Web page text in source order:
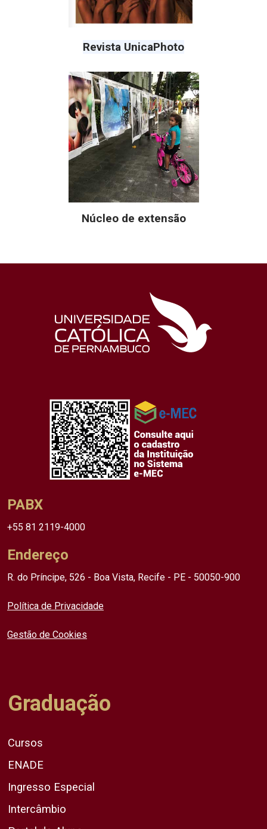
Revista UnicaPhoto
Núcleo de extensão
PABX
+55 81 2119-4000
Endereço
R. do Príncipe, 526 - Boa Vista, Recife - PE - 50050-900
Política de Privacidade
Gestão de Cookies
Graduação
Cursos
ENADE
Ingresso Especial
Intercâmbio